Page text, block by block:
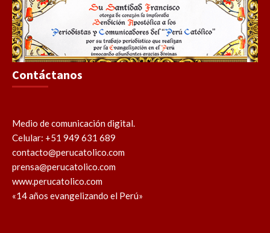
Contáctanos
Medio de comunicación digital.
Celular: +51 949 631 689
contacto@perucatolico.com
prensa@perucatolico.com
www.perucatolico.com
«14 años evangelizando el Perú»